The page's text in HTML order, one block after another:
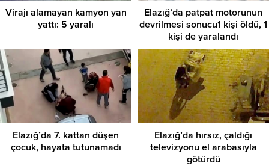
Virajı alamayan kamyon yan
yattı: 5 yaralı
Elazığ’da patpat motorunun
devrilmesi sonucu1 kişi öldü, 1
kişi de yaralandı
Elazığ’da 7. kattan düşen
çocuk, hayata tutunamadı
Elazığ’da hırsız, çaldığı
televizyonu el arabasıyla
götürdü